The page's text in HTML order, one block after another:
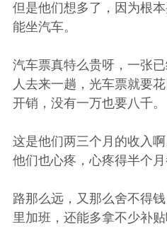
但是他们想多了，因为根
能坐汽车。
汽车票真特么贵呀，一张
人去来一趟，光车票就要
开销，没有一万也要八千。
这是他们两三个月的收入啊
他们也心疼，心疼得半个月
路那么远，又那么舍不得
里加班，还能多拿不少补贴